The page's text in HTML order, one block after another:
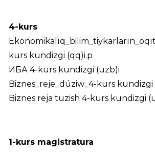
4-kurs
kurs kundizgi (qq)i.p
ИБА 4-kurs kundizgi (uzb)i
Biznes_reje_dúziw_4-kurs kundizgi
Biznes reja tuzish 4-kurs kundizgi
1-kurs magistratura